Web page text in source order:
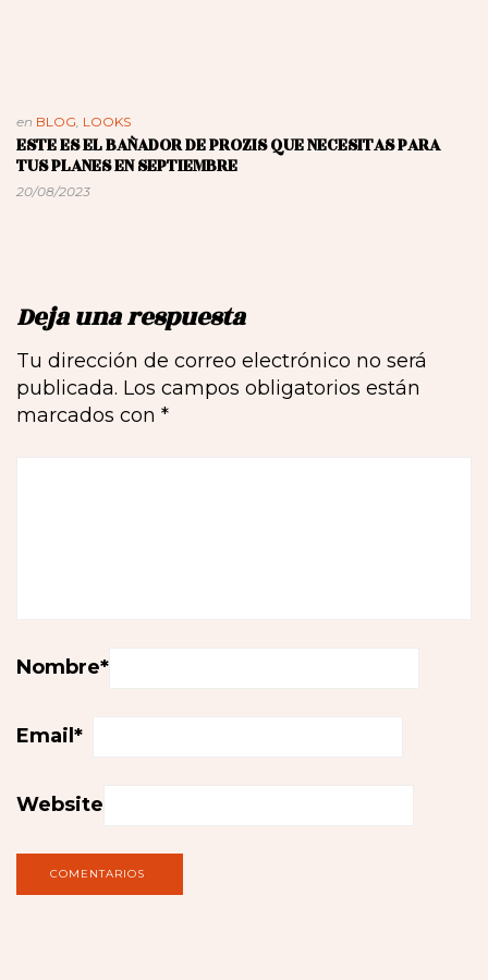
en BLOG, LOOKS
ESTE ES EL BAÑADOR DE PROZIS QUE NECESITAS PARA
TUS PLANES EN SEPTIEMBRE
20/08/2023
Deja una respuesta
Tu dirección de correo electrónico no será
publicada. Los campos obligatorios están
marcados con *
Nombre*
Email *
Website